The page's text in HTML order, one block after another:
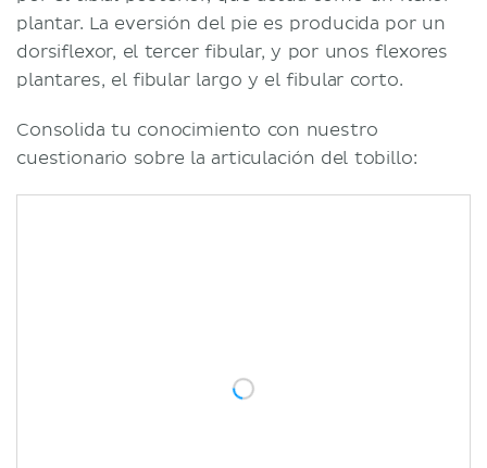
plantar. La eversión del pie es producida por un
dorsiflexor, el tercer fibular, y por unos flexores
plantares, el fibular largo y el fibular corto.
Consolida tu conocimiento con nuestro
cuestionario sobre la articulación del tobillo: